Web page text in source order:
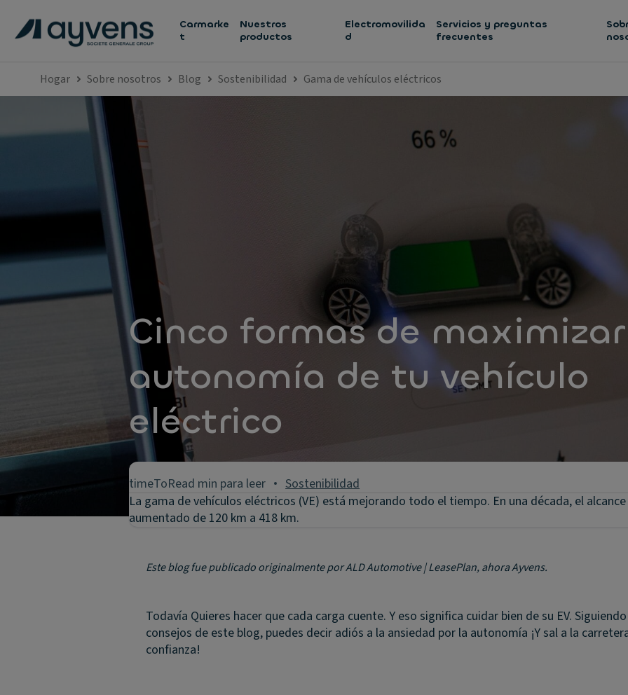
Carmarke
t
Nuestros
productos
Electromovilida
d
Servicios y preguntas
frecuentes
Hogar Sobre nosotros Blog Sostenibilidad Gama de vehículos eléctricos
Cinco formas de
autonomía de tu vehículo
eléctrico
timeToRead min para leer
Sostenibilidad
La gama de vehículos eléctricos (VE) está mejorando todo el tiempo. En una década, el
aumentado de 120 km a 418 km.
Este blog fue publicado originalmente por ALD Automotive | LeasePlan, ahora Ayvens.
Todavía Quieres hacer que cada carga cuente. Y eso significa cuidar bien de su EV.
consejos de este blog, puedes decir adiós a la ansiedad por la autonomía ¡Y sal a la
confianza!